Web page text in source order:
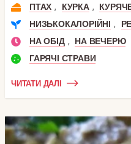
ПТАХ , КУРКА ,
НИЗЬКОКАЛОРІЙНІ ,
НА ОБІД ,
НА ВЕЧЕРЮ
ГАРЯЧІ СТРАВИ
ЧИТАТИ ДАЛІ